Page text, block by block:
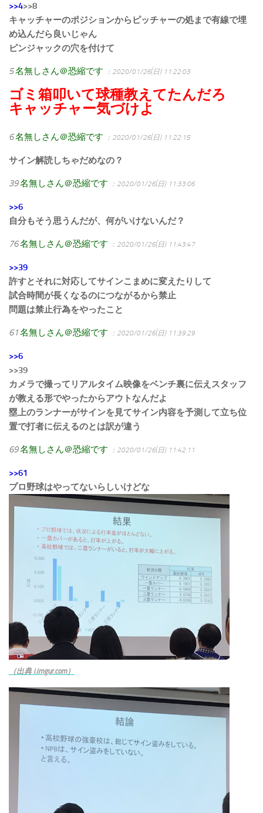
>>4>>8
キャッチャーのポジションからピッチャーの処まで有線で埋
め込んだら良いじゃん
ピンジャックの穴を付けて
5名無しさん＠恐縮です ：2020/01/26(日) 11:22:03
ゴミ箱叩いて球種教えてたんだろ
キャッチャー気づけよ
6名無しさん＠恐縮です ：2020/01/26(日) 11:22:15
サイン解読しちゃだめなの？
39名無しさん＠恐縮です ：2020/01/26(日) 11:33:06
>>6
自分もそう思うんだが、何がいけないんだ？
76名無しさん＠恐縮です ：2020/01/26(日) 11:43:47
>>39
許すとそれに対応してサインこまめに変えたりして
試合時間が長くなるのにつながるから禁止
問題は禁止行為をやったこと
61名無しさん＠恐縮です ：2020/01/26(日) 11:39:29
>>6
>>39
カメラで撮ってリアルタイム映像をベンチ裏に伝えスタッフ
が教える形でやったからアウトなんだよ
塁上のランナーがサインを見てサイン内容を予測して立ち位
置で打者に伝えるのとは訳が違う
69名無しさん＠恐縮です ：2020/01/26(日) 11:42:11
>>61
プロ野球はやってないらしいけどな
（出典 i.imgur.com）